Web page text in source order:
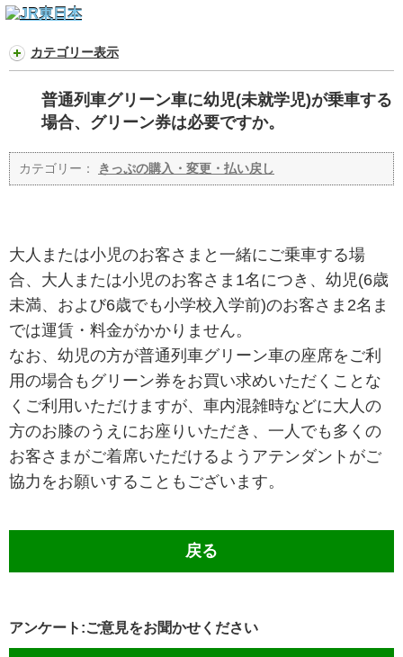
カテゴリー表示
普通列車グリーン車に幼児(未就学児)が乗車する
場合、グリーン券は必要ですか。
カテゴリー： きっぷの購入・変更・払い戻し
大人または小児のお客さまと一緒にご乗車する場
合、大人または小児のお客さま1名につき、幼児(6歳
未満、および6歳でも小学校入学前)のお客さま2名ま
では運賃・料金がかかりません。
なお、幼児の方が普通列車グリーン車の座席をご利
用の場合もグリーン券をお買い求めいただくことな
くご利用いただけますが、車内混雑時などに大人の
方のお膝のうえにお座りいただき、一人でも多くの
お客さまがご着席いただけるようアテンダントがご
協力をお願いすることもございます。
戻る
アンケート:ご意見をお聞かせください